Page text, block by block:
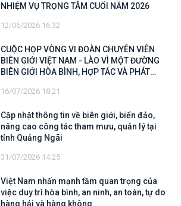
NHIỆM VỤ TRỌNG TÂM CUỐI NĂM 2026
12/06/2026 16:32
CUỘC HỌP VÒNG VI ĐOÀN CHUYÊN VIÊN
BIÊN GIỚI VIỆT NAM - LÀO VÌ MỘT ĐƯỜNG
BIÊN GIỚI HÒA BÌNH, HỢP TÁC VÀ PHÁT
16/07/2026 18:21
Cập nhật thông tin về biên giới, biển đảo,
nâng cao công tác tham mưu, quản lý tại
tỉnh Quảng Ngãi
31/07/2026 14:25
Việt Nam nhấn mạnh tầm quan trọng của
việc duy trì hòa bình, an ninh, an toàn, tự do
hàng hải và hàng không